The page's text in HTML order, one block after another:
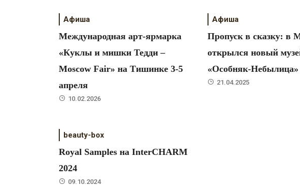
Афиша
Международная арт-ярмарка
«Куклы и мишки Тедди –
Moscow Fair» на Тишинке 3-5
апреля
10.02.2026
Афиша
Пропуск в сказку: в
открылся новый
«Особняк-Небылица»
21.04.2025
beauty-box
Royal Samples на InterCHARM
2024
09.10.2024